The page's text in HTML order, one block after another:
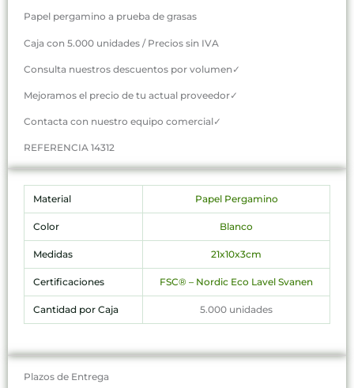
Papel pergamino a prueba de grasas
Caja con 5.000 unidades / Precios sin IVA
Consulta nuestros descuentos por volumen✓
Mejoramos el precio de tu actual proveedor✓
Contacta con nuestro equipo comercial✓
REFERENCIA 14312
Material Papel Pergamino
Color Blanco
Medidas 21x10x3cm
Certificaciones FSC® – Nordic Eco Lavel Svanen
Cantidad por Caja 5.000 unidades
Plazos de Entrega